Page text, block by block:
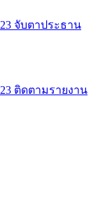
จับตาประธาน
ติดตามรายงาน